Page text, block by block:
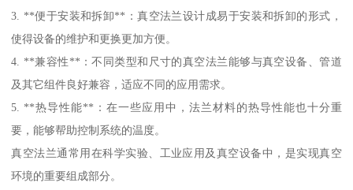
3. **便于安装和拆卸**：真空法兰设计成易于安装和拆卸的形式，
使得设备的维护和更换更加方便。
4. **兼容性**：不同类型和尺寸的真空法兰能够与真空设备、管道
及其它组件良好兼容，适应不同的应用需求。
5. **热导性能**：在一些应用中，法兰材料的热导性能也十分重
要，能够帮助控制系统的温度。
真空法兰通常用在科学实验、工业应用及真空设备中，是实现真空
环境的重要组成部分。